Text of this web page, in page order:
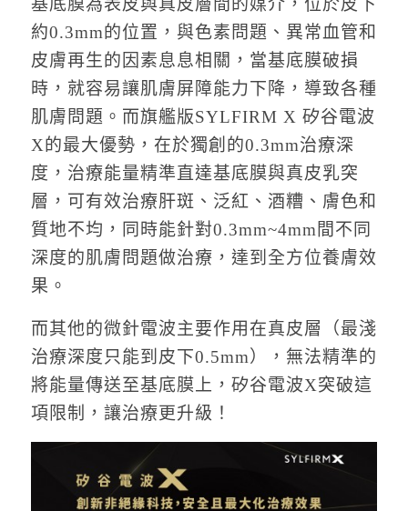
基底膜為表皮與真皮層間的媒介，位於皮下
約0.3mm的位置，與色素問題、異常血管和
皮膚再生的因素息息相關，當基底膜破損
時，就容易讓肌膚屏障能力下降，導致各種
肌膚問題。而旗艦版SYLFIRM X 矽谷電波
X的最大優勢，在於獨創的0.3mm治療深
度，治療能量精準直達基底膜與真皮乳突
層，可有效治療肝斑、泛紅、酒糟、膚色和
質地不均，同時能針對0.3mm~4mm間不同
深度的肌膚問題做治療，達到全方位養膚效
果。
而其他的微針電波主要作用在真皮層（最淺
治療深度只能到皮下0.5mm），無法精準的
將能量傳送至基底膜上，矽谷電波X突破這
項限制，讓治療更升級！